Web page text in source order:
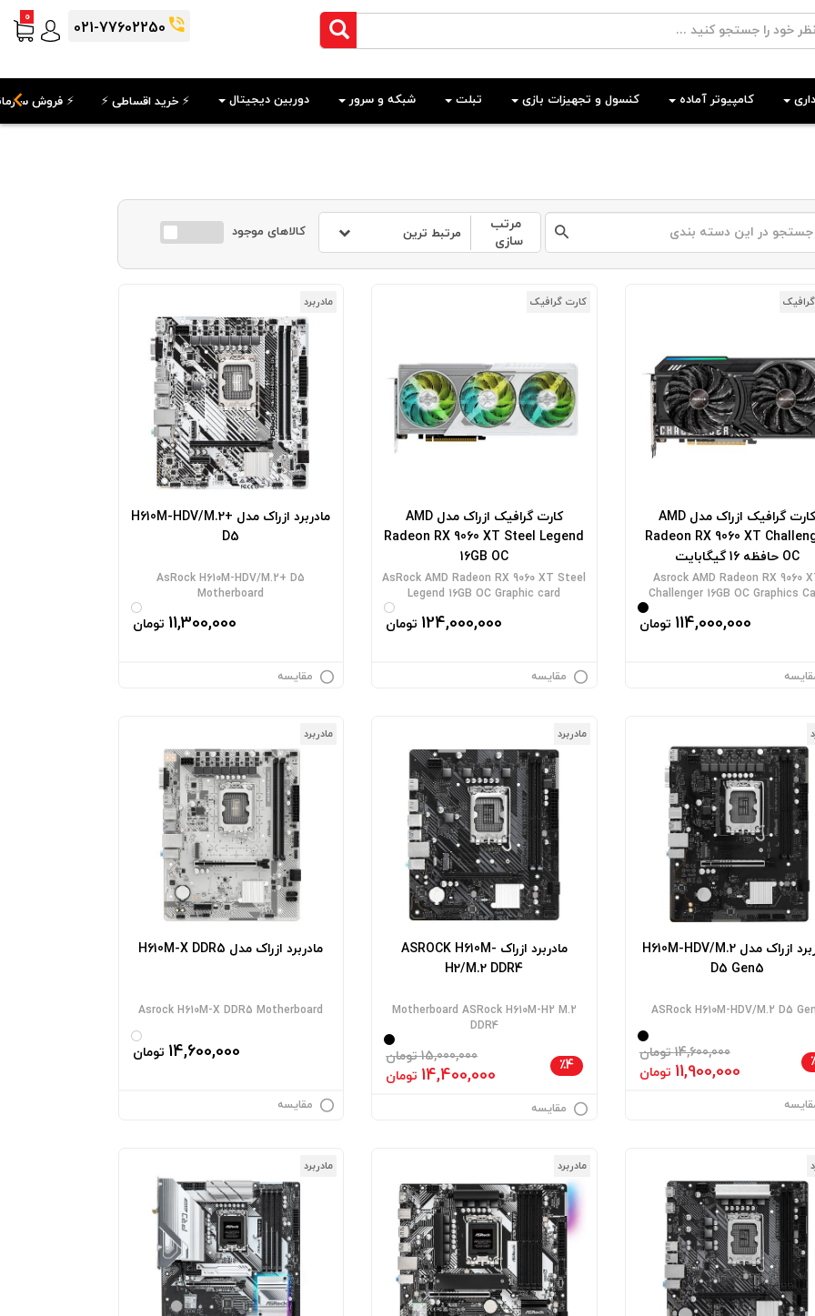
0
021-77602250
کامپیوتر آماده کنسول و تجهیزات بازی تبلت شبکه و سرور دوربین دیجیتال ⚡️ خرید اقساطی ⚡️ ⚡️ فروش
مرتب
سازی
مرتبط ترین کالاهای موجود
کارت گرافیک ازراک مدل AMD
Radeon RX 9060 XT
OC حافظه 16 گیگابایت
Asrock AMD Radeon RX 9060
Challenger 16GB OC Graphics
114,000,000 تومان
کارت گرافیک
کارت گرافیک ازراک مدل AMD
Radeon RX 9060 XT Steel Legend
16GB OC
AsRock AMD Radeon RX 9060 XT Steel
Legend 16GB OC Graphic card
124,000,000 تومان
مقایسه
مادربرد
مادربرد ازراک مدل H610M-HDV/M.2+
D5
AsRock H610M-HDV/M.2+ D5
Motherboard
11,300,000 تومان
مقایسه
مادربرد ازراک مدل H610M-HDV/M.2
D5 Gen5
ASRock H610M-HDV/M.2 D5
14,600,000 تومان
11,900,000 تومان
مادربرد
مادربرد ازراک ASROCK H610M-
H2/M.2 DDR4
Motherboard ASRock H610M-H2 M.2
DDR4
15,000,000 تومان
14,400,000 تومان
٪4
مقایسه
مادربرد
مادربرد ازراک مدل H610M-X DDR5
Asrock H610M-X DDR5 Motherboard
14,600,000 تومان
مقایسه
مادربرد مادربرد